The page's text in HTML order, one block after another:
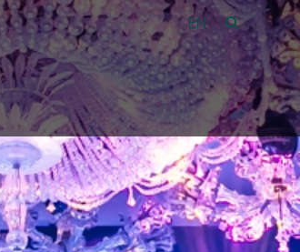
EN
Contact 44 Vacatures